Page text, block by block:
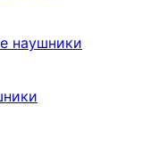
наушники